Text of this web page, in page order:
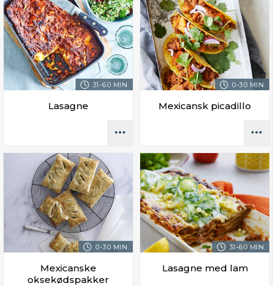
31-60 MIN.
Lasagne
0-30 MIN.
Mexicansk picadillo
0-30 MIN.
Mexicanske
oksekødspakker
31-60 MIN.
Lasagne med lam